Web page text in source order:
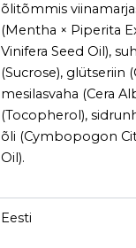
õlitõmmis
(Mentha × Piperita
Vinifera Seed Oil),
(Sucrose), glütseriin
mesilasvaha (Cera
(Tocopherol),
õli (Cymbopogon
Oil).
Eesti